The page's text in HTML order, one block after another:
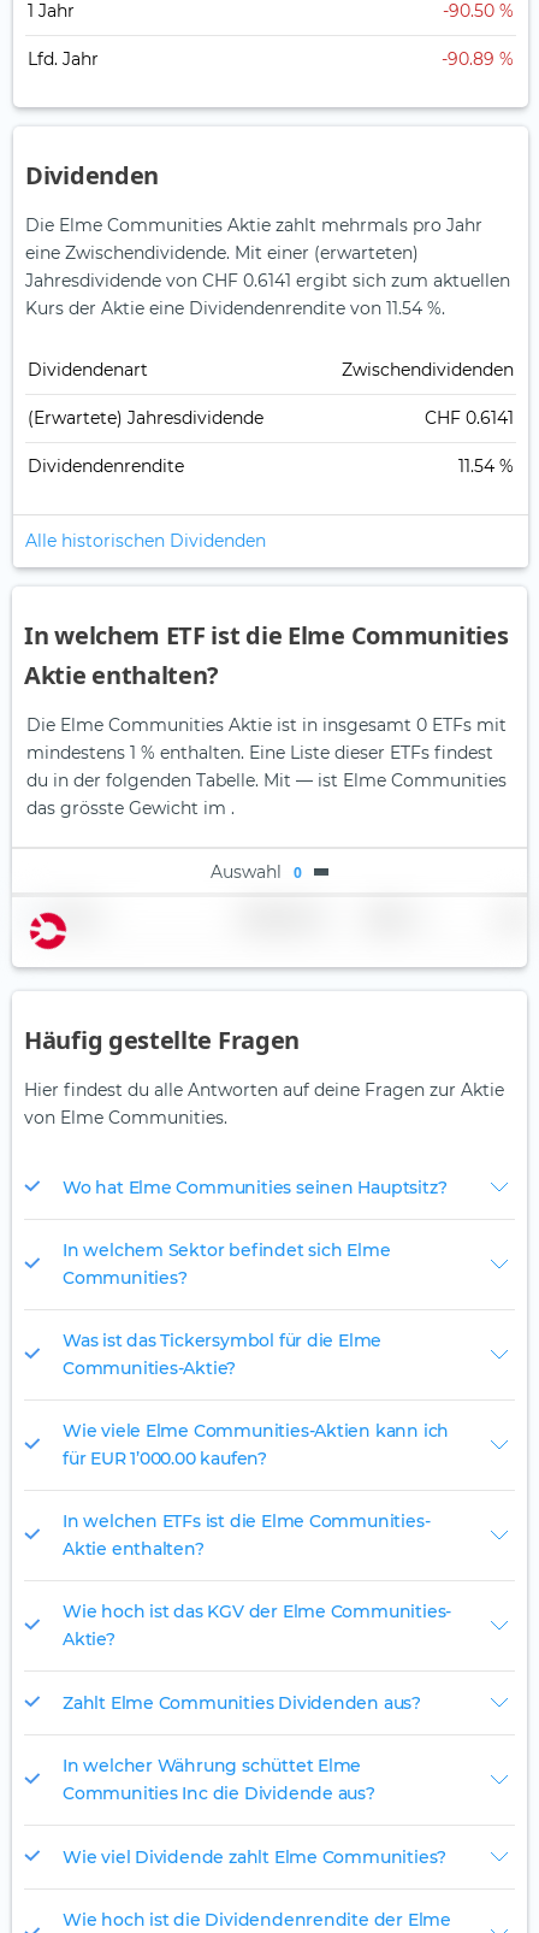
1 Jahr -90.50 %
Lfd. Jahr -90.89 %
Dividenden
Die Elme Communities Aktie zahlt mehrmals pro Jahr
eine Zwischendividende. Mit einer (erwarteten)
Jahresdividende von CHF 0.6141 ergibt sich zum aktuellen
Kurs der Aktie eine Dividendenrendite von 11.54 %.
Dividendenart Zwischendividenden
(Erwartete) Jahresdividende CHF 0.6141
Dividendenrendite 11.54 %
Alle historischen Dividenden
In welchem ETF ist die Elme Communities
Aktie enthalten?
Die Elme Communities Aktie ist in insgesamt 0 ETFs mit
mindestens 1 % enthalten. Eine Liste dieser ETFs findest
du in der folgenden Tabelle. Mit — ist Elme Communities
das grösste Gewicht im .
Auswahl 0
Name
Häufig gestellte Fragen
Hier findest du alle Antworten auf deine Fragen zur Aktie
von Elme Communities.
Wo hat Elme Communities seinen Hauptsitz?
In welchem Sektor befindet sich Elme
Communities?
Was ist das Tickersymbol für die Elme
Communities-Aktie?
Wie viele Elme Communities-Aktien kann ich
für EUR 1’000.00 kaufen?
In welchen ETFs ist die Elme Communities-
Aktie enthalten?
Wie hoch ist das KGV der Elme Communities-
Aktie?
Zahlt Elme Communities Dividenden aus?
In welcher Währung schüttet Elme
Communities Inc die Dividende aus?
Wie viel Dividende zahlt Elme Communities?
Wie hoch ist die Dividendenrendite der Elme